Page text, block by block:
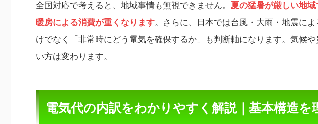
全国対応で考えると、地域事情も無視できません。 夏の猛暑が厳しい地
暖房による消費が重くなります。さらに、日本では台風・大雨・地震に
けでなく「非常時にどう電気を確保するか」も判断軸になります。気候
い方は変わります。
電気代の内訳をわかりやすく解説｜基本構造を